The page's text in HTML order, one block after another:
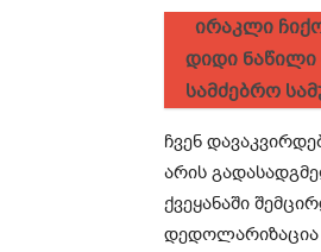
ირაკლი
დიდი
სამძებრო
ჩვენ
არის
ქვეყანაში
დედოლარიზაცია